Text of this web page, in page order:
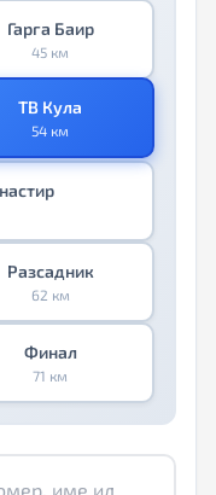
Гарга Баир
45 км
ТВ Кула
54 км
Разсадник
62 км
Финал
71 км